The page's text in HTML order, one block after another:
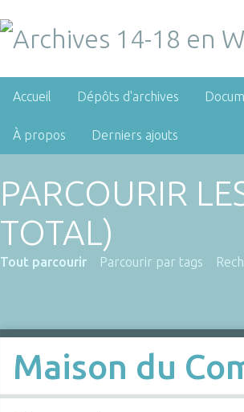
Accueil Dépôts d'archives
À propos Derniers ajouts
PARCOURIR
TOTAL)
Tout parcourir Parcourir par tags
Maison du